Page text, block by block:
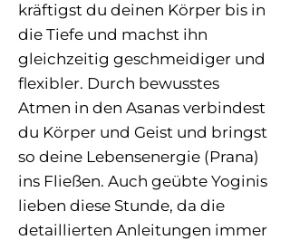
kräftigst du deinen Körper bis in
die Tiefe und machst ihn
gleichzeitig geschmeidiger und
flexibler. Durch bewusstes
Atmen in den Asanas verbindest
du Körper und Geist und bringst
so deine Lebensenergie (Prana)
ins Fließen. Auch geübte Yoginis
lieben diese Stunde, da die
detaillierten Anleitungen immer